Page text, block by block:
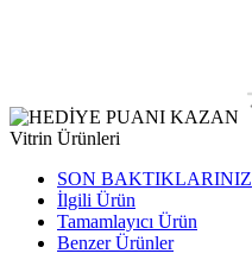
Vitrin Ürünleri
SON BAKTIKLARINIZ
İlgili Ürün
Tamamlayıcı Ürün
Benzer Ürünler